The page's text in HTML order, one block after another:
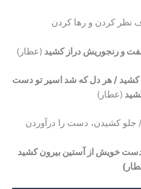
نظر کردن و رها کردن
و رنجوریش دراز کشید (عطار)
کشید / هر دل که شد اسیر تو دست
(عطار)
کشیدن، دست را درآوردن
خویش از آستین بیرون کشید